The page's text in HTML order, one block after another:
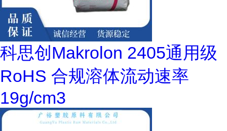
科思创Makrolon 2405通用级
RoHS 合规溶体流动速率
19g/cm3